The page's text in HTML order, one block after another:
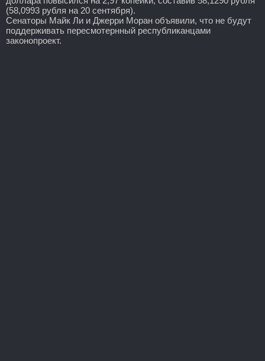
(58,0993 рубля на 20 сентября).
Сенаторы Майк Ли и Джерри Моран объявили, что не будут
поддерживать пересмотернный республиканцами
законопроект.